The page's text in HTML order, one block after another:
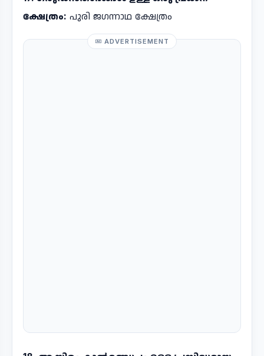
ക്ഷേത്രം: പുരി ജഗന്നാഥ ക്ഷേത്രം
ADVERTISEMENT